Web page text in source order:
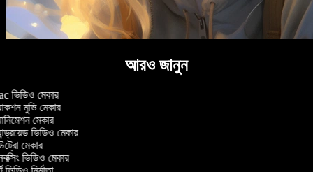
আরও জানুন
ভিডিও মেকার
মুভি মেকার
মেকার
ভিডিও মেকার
মেকার
ভিডিও মেকার